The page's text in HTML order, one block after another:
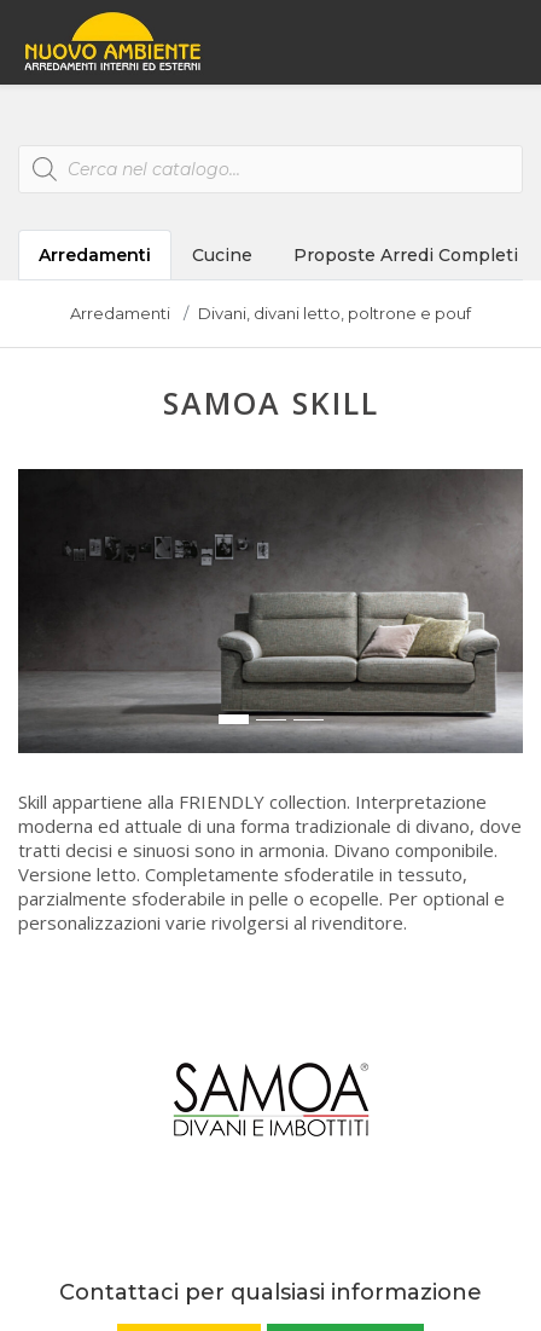
Products
search
Arredamenti Cucine Proposte Arredi Completi
Arredamenti Divani, divani letto, poltrone e pouf
SAMOA SKILL
Skill appartiene alla FRIENDLY collection. Interpretazione
moderna ed attuale di una forma tradizionale di divano, dove
tratti decisi e sinuosi sono in armonia. Divano componibile.
Versione letto. Completamente sfoderatile in tessuto,
parzialmente sfoderabile in pelle o ecopelle. Per optional e
personalizzazioni varie rivolgersi al rivenditore.
Contattaci per qualsiasi informazione